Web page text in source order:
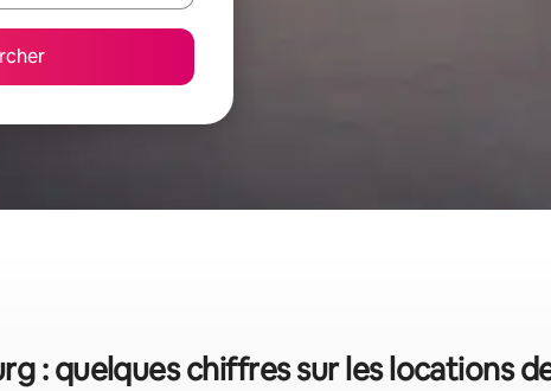
: quelques chiffres sur les locations